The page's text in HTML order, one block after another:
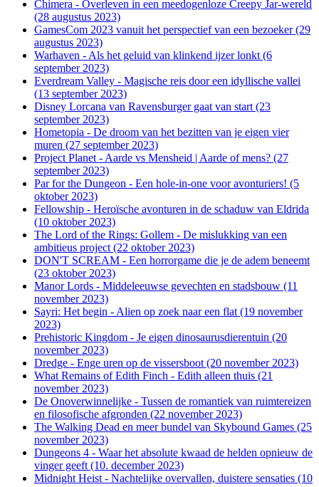
Chimera - Overleven in een meedogenloze Creepy Jar-wereld
(28 augustus 2023)
GamesCom 2023 vanuit het perspectief van een bezoeker (29
augustus 2023)
Warhaven - Als het geluid van klinkend ijzer lonkt (6
september 2023)
Everdream Valley - Magische reis door een idyllische vallei
(13 september 2023)
Disney Lorcana van Ravensburger gaat van start (23
september 2023)
Hometopia - De droom van het bezitten van je eigen vier
muren (27 september 2023)
Project Planet - Aarde vs Mensheid | Aarde of mens? (27
september 2023)
Par for the Dungeon - Een hole-in-one voor avonturiers! (5
oktober 2023)
Fellowship - Heroïsche avonturen in de schaduw van Eldrida
(10 oktober 2023)
The Lord of the Rings: Gollem - De mislukking van een
ambitieus project (22 oktober 2023)
DON'T SCREAM - Een horrorgame die je de adem beneemt
(23 oktober 2023)
Manor Lords - Middeleeuwse gevechten en stadsbouw (11
november 2023)
Sayri: Het begin - Alien op zoek naar een flat (19 november
2023)
Prehistoric Kingdom - Je eigen dinosaurusdierentuin (20
november 2023)
Dredge - Enge uren op de vissersboot (20 november 2023)
What Remains of Edith Finch - Edith alleen thuis (21
november 2023)
De Onoverwinnelijke - Tussen de romantiek van ruimtereizen
en filosofische afgronden (22 november 2023)
The Walking Dead en meer bundel van Skybound Games (25
november 2023)
Dungeons 4 - Waar het absolute kwaad de helden opnieuw de
vinger geeft (10. december 2023)
Midnight Heist - Nachtelijke overvallen, duistere sensaties (10